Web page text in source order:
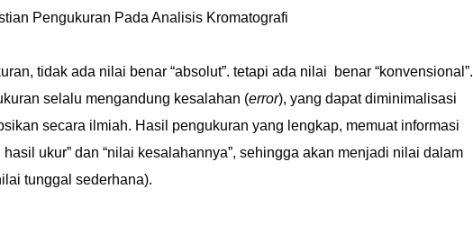
Pengukuran Pada Analisis Kromatografi
tidak ada nilai benar “absolut”. tetapi ada nilai benar “konvensional”.
selalu mengandung kesalahan (error), yang dapat diminimalisasi
secara ilmiah. Hasil pengukuran yang lengkap, memuat informasi
hasil ukur” dan “nilai kesalahannya”, sehingga akan menjadi nilai dalam
tunggal sederhana).